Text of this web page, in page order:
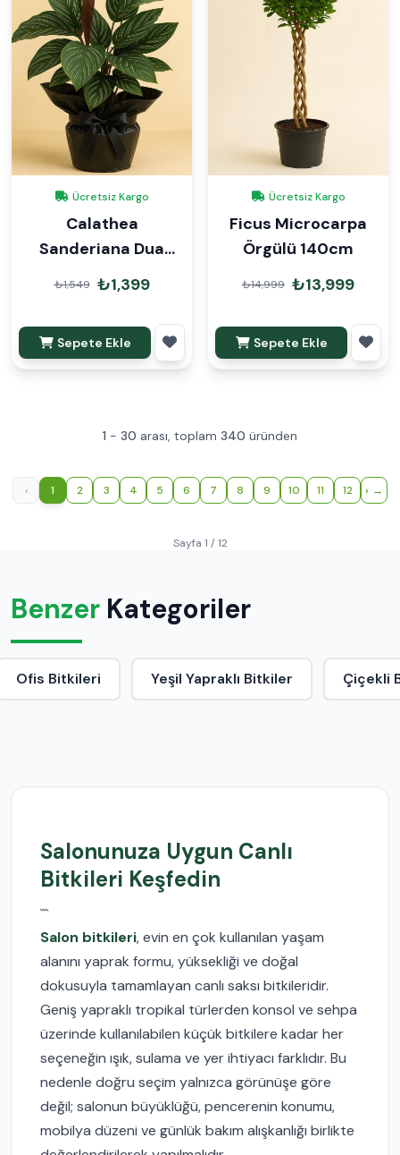
Ücretsiz Kargo
Calathea
Sanderiana Dua
Çiçeği Hediye Paketli
₺1,549 ₺1,399
Sepete Ekle
Ücretsiz Kargo
Ficus Microcarpa
Örgülü 140cm
₺14,999 ₺13,999
Sepete Ekle
1 - 30 arası, toplam 340 üründen
‹ 1 2 3 4 5 6 7 8 9 10 11 12 ›
Sayfa 1 / 12
Benzer Kategoriler
Ofis Bitkileri Yeşil Yapraklı Bitkiler Çiçekli
Salonunuza Uygun Canlı
Bitkileri Keşfedin
```
Salon bitkileri, evin en çok kullanılan yaşam
alanını yaprak formu, yüksekliği ve doğal
dokusuyla tamamlayan canlı saksı bitkileridir.
Geniş yapraklı tropikal türlerden konsol ve sehpa
üzerinde kullanılabilen küçük bitkilere kadar her
seçeneğin ışık, sulama ve yer ihtiyacı farklıdır. Bu
nedenle doğru seçim yalnızca görünüşe göre
değil; salonun büyüklüğü, pencerenin konumu,
mobilya düzeni ve günlük bakım alışkanlığı birlikte